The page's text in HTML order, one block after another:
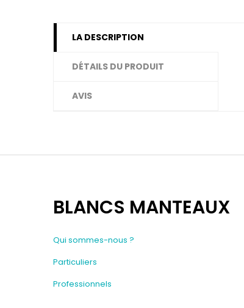
LA DESCRIPTION
DÉTAILS DU PRODUIT
AVIS
BLANCS MANTEAUX
Qui sommes-nous ?
Particuliers
Professionnels